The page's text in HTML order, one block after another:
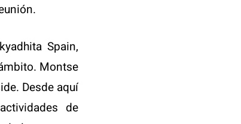
Spain,
Montse
Desde aquí
de